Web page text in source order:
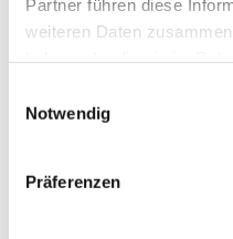
Partner führen diese
weiteren Daten
Notwendig
Präferenzen
Mitglieder 299 €/Tag
Azubi